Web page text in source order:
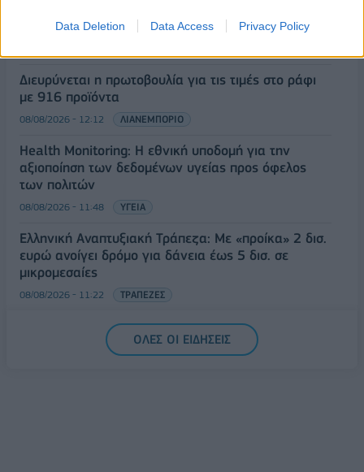
Data Deletion Data Access Privacy Policy
1,76%, κέρδη 23,31% από τις αρχές του έτους
Διευρύνεται η πρωτοβουλία για τις τιμές στο ράφι
με 916 προϊόντα
08/08/2026 - 12:12 ΛΙΑΝΕΜΠΟΡΙΟ
Health Monitoring: Η εθνική υποδομή για την
αξιοποίηση των δεδομένων υγείας προς όφελος
των πολιτών
08/08/2026 - 11:48 ΥΓΕΙΑ
Ελληνική Αναπτυξιακή Τράπεζα: Με «προίκα» 2 δισ.
ευρώ ανοίγει δρόμο για δάνεια έως 5 δισ. σε
μικρομεσαίες
08/08/2026 - 11:22 ΤΡΑΠΕΖΕΣ
5G παντού, 6G στον ορίζοντα: Πού βρίσκεται η
Ελλάδα στη μεγάλη τεχνολογική μετάβαση
ΟΛΕΣ ΟΙ ΕΙΔΗΣΕΙΣ